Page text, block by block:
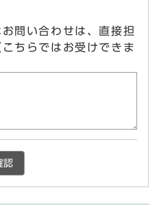
問い合わせは、直接担
ちらではお受けできま
認